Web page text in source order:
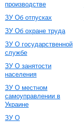
производстве
ЗУ Об отпусках
ЗУ Об охране труда
ЗУ О государственной
службе
ЗУ О занятости
населения
ЗУ О местном
самоуправлении в
Украине
ЗУ О